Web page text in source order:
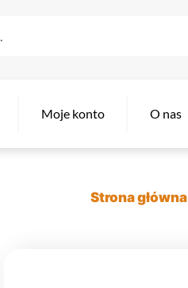
Moje konto O nas
Strona główna